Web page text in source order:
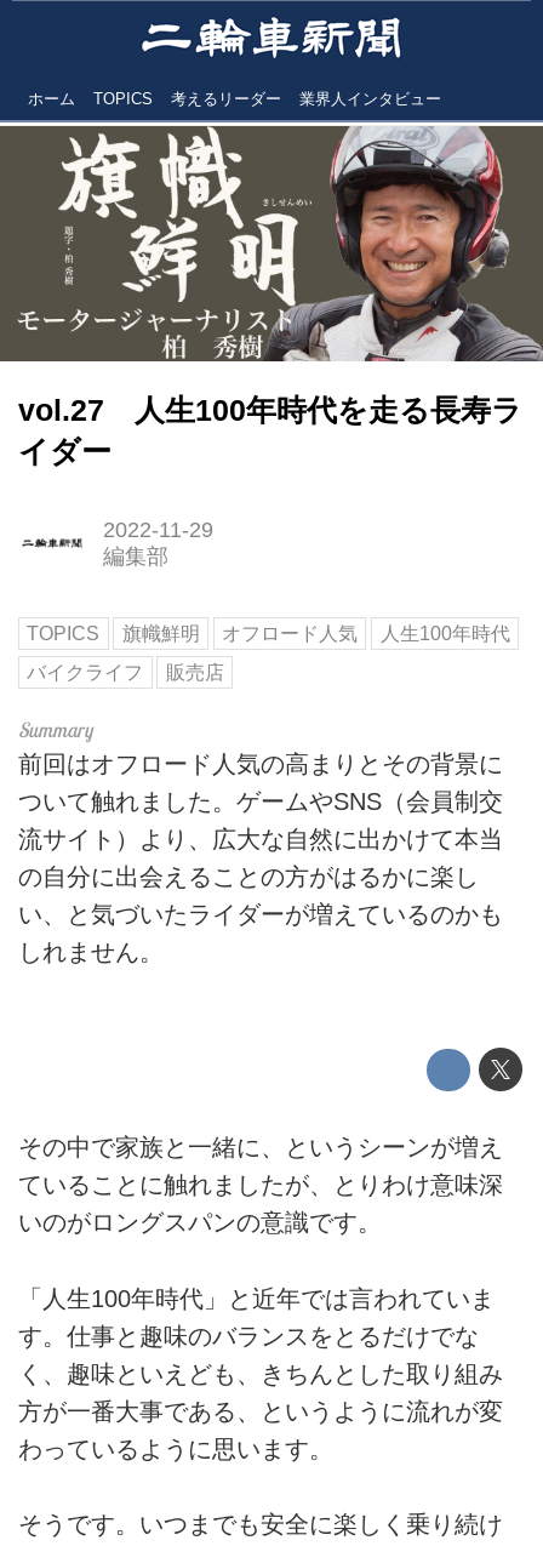
ホーム TOPICS 考えるリーダー 業界人インタビュー
vol.27 人生100年時代を走る長寿ラ
イダー
2022-11-29
編集部
TOPICS 旗幟鮮明 オフロード人気
人生100年時代
バイクライフ
販売店
前回はオフロード人気の高まりとその背景に
ついて触れました。ゲームやSNS（会員制交
流サイト）より、広大な自然に出かけて本当
の自分に出会えることの方がはるかに楽し
い、と気づいたライダーが増えているのかも
しれません。
その中で家族と一緒に、というシーンが増え
ていることに触れましたが、とりわけ意味深
いのがロングスパンの意識です。
「人生100年時代」と近年では言われていま
す。仕事と趣味のバランスをとるだけでな
く、趣味といえども、きちんとした取り組み
方が一番大事である、というように流れが変
わっているように思います。
そうです。いつまでも安全に楽しく乗り続け